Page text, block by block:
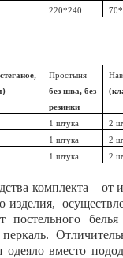
220*240
Простыня
без шва, без
резинки
1 штука
2
1 штука
2
1 штука 2
комплекта – от
изделия,
постельного
одеяло вместо